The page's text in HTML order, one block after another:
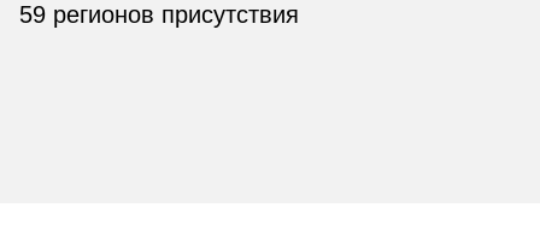
59 регионов присутствия